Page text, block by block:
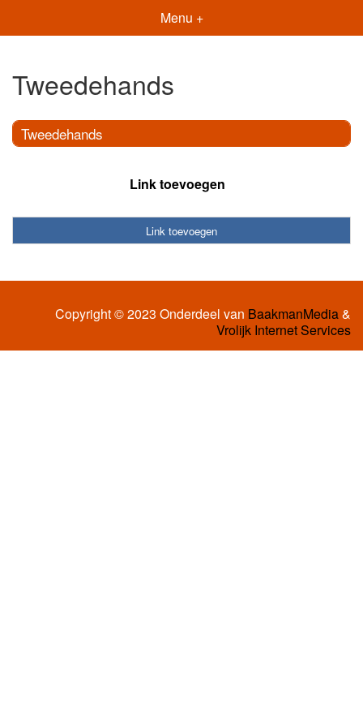
Menu +
Tweedehands
Tweedehands
Link toevoegen
Link toevoegen
Copyright © 2023 Onderdeel van BaakmanMedia&
Vrolijk Internet Services